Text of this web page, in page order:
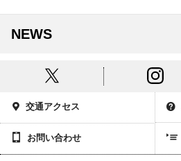
NEWS
交通アクセス
お問い合わせ